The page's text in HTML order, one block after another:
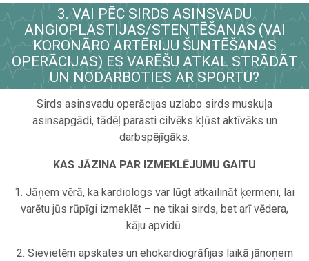
3. VAI PĒC SIRDS ASINSVADU
ANGIOPLASTIJAS/STENTĒŠANAS (VAI
KORONĀRO ARTĒRIJU ŠUNTĒŠANAS
OPERĀCIJAS) ES VARĒŠU ATKAL STRĀDĀT
UN NODARBOTIES AR SPORTU?
Sirds asinsvadu operācijas uzlabo sirds muskuļa
asinsapgādi, tādēļ parasti cilvēks kļūst aktīvāks un
darbspējīgāks.
KAS JĀZINA PAR IZMEKLĒJUMU GAITU
1. Jāņem vērā, ka kardiologs var lūgt atkailināt ķermeni, lai
varētu jūs rūpīgi izmeklēt – ne tikai sirds, bet arī vēdera,
kāju apvidū.
2. Sievietēm apskates un ehokardiogrāfijas laikā jānoņem